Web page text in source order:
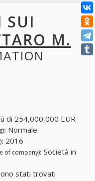
SUI
M.
di 254,000,000 EUR
: Normale
: 2016
of company): Società in
stati trovati